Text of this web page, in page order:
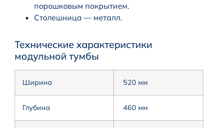
порошковым покрытием.
Столешница — металл.
Технические характеристики
модульной тумбы
Ширина 520 мм
Глубина 460 мм